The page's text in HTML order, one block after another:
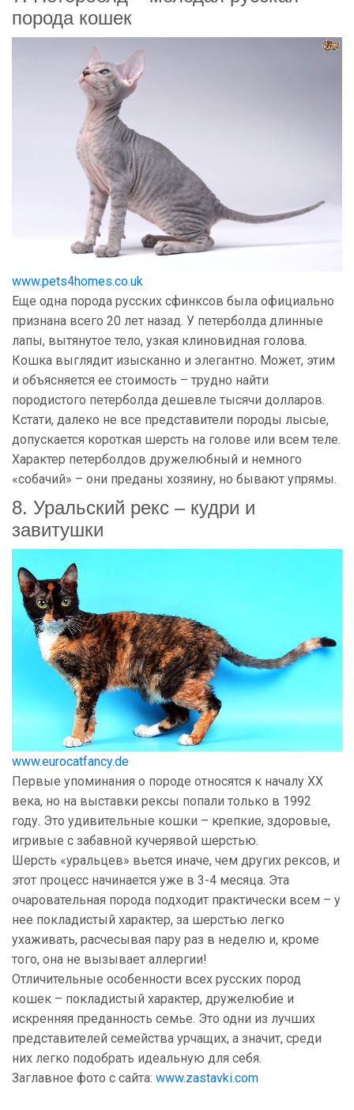
порода кошек
www.pets4homes.co.uk
Еще одна порода русских сфинксов была официально
признана всего 20 лет назад. У петерболда длинные
лапы, вытянутое тело, узкая клиновидная голова.
Кошка выглядит изысканно и элегантно. Может, этим
и объясняется ее стоимость – трудно найти
породистого петерболда дешевле тысячи долларов.
Кстати, далеко не все представители породы лысые,
допускается короткая шерсть на голове или всем теле.
Характер петерболдов дружелюбный и немного
«собачий» – они преданы хозяину, но бывают упрямы.
8. Уральский рекс – кудри и
завитушки
www.eurocatfancy.de
Первые упоминания о породе относятся к началу ХХ
века, но на выставки рексы попали только в 1992
году. Это удивительные кошки – крепкие, здоровые,
игривые с забавной кучерявой шерстью.
Шерсть «уральцев» вьется иначе, чем других рексов, и
этот процесс начинается уже в 3-4 месяца. Эта
очаровательная порода подходит практически всем – у
нее покладистый характер, за шерстью легко
ухаживать, расчесывая пару раз в неделю и, кроме
того, она не вызывает аллергии!
Отличительные особенности всех русских пород
кошек – покладистый характер, дружелюбие и
искренняя преданность семье. Это одни из лучших
представителей семейства урчащих, а значит, среди
них легко подобрать идеальную для себя.
Заглавное фото с сайта: www.zastavki.com